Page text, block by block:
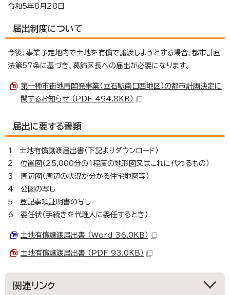
令和5年8月28日
届出制度について
今後、事業予定地内で土地を有償で譲渡しようとする場合、都市計画
法第57条に基づき、葛飾区長への届出が必要になります。
第一種市街地再開発事業（立石駅南口西地区）の都市計画決定に
関するお知らせ （PDF 494.8KB）
届出に要する書類
1 土地有償譲渡届出書（下記よりダウンロード）
2 位置図（25,000分の1程度の地形図又はこれに代わるもの）
3 周辺図（周辺の状況が分かる住宅地図等）
4 公図の写し
5 登記事項証明書の写し
6 委任状（手続きを代理人に委任するとき）
土地有償譲渡届出書 （Word 36.0KB）
土地有償譲渡届出書 （PDF 93.0KB）
関連リンク